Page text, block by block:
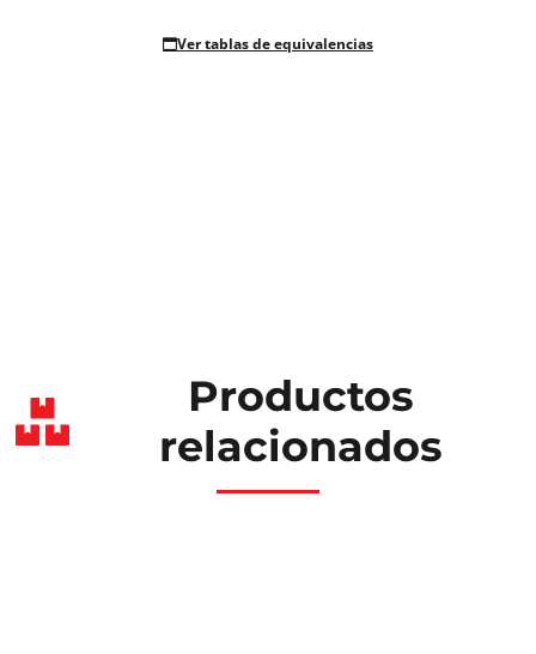
Ver tablas de equivalencias
Productos
relacionados